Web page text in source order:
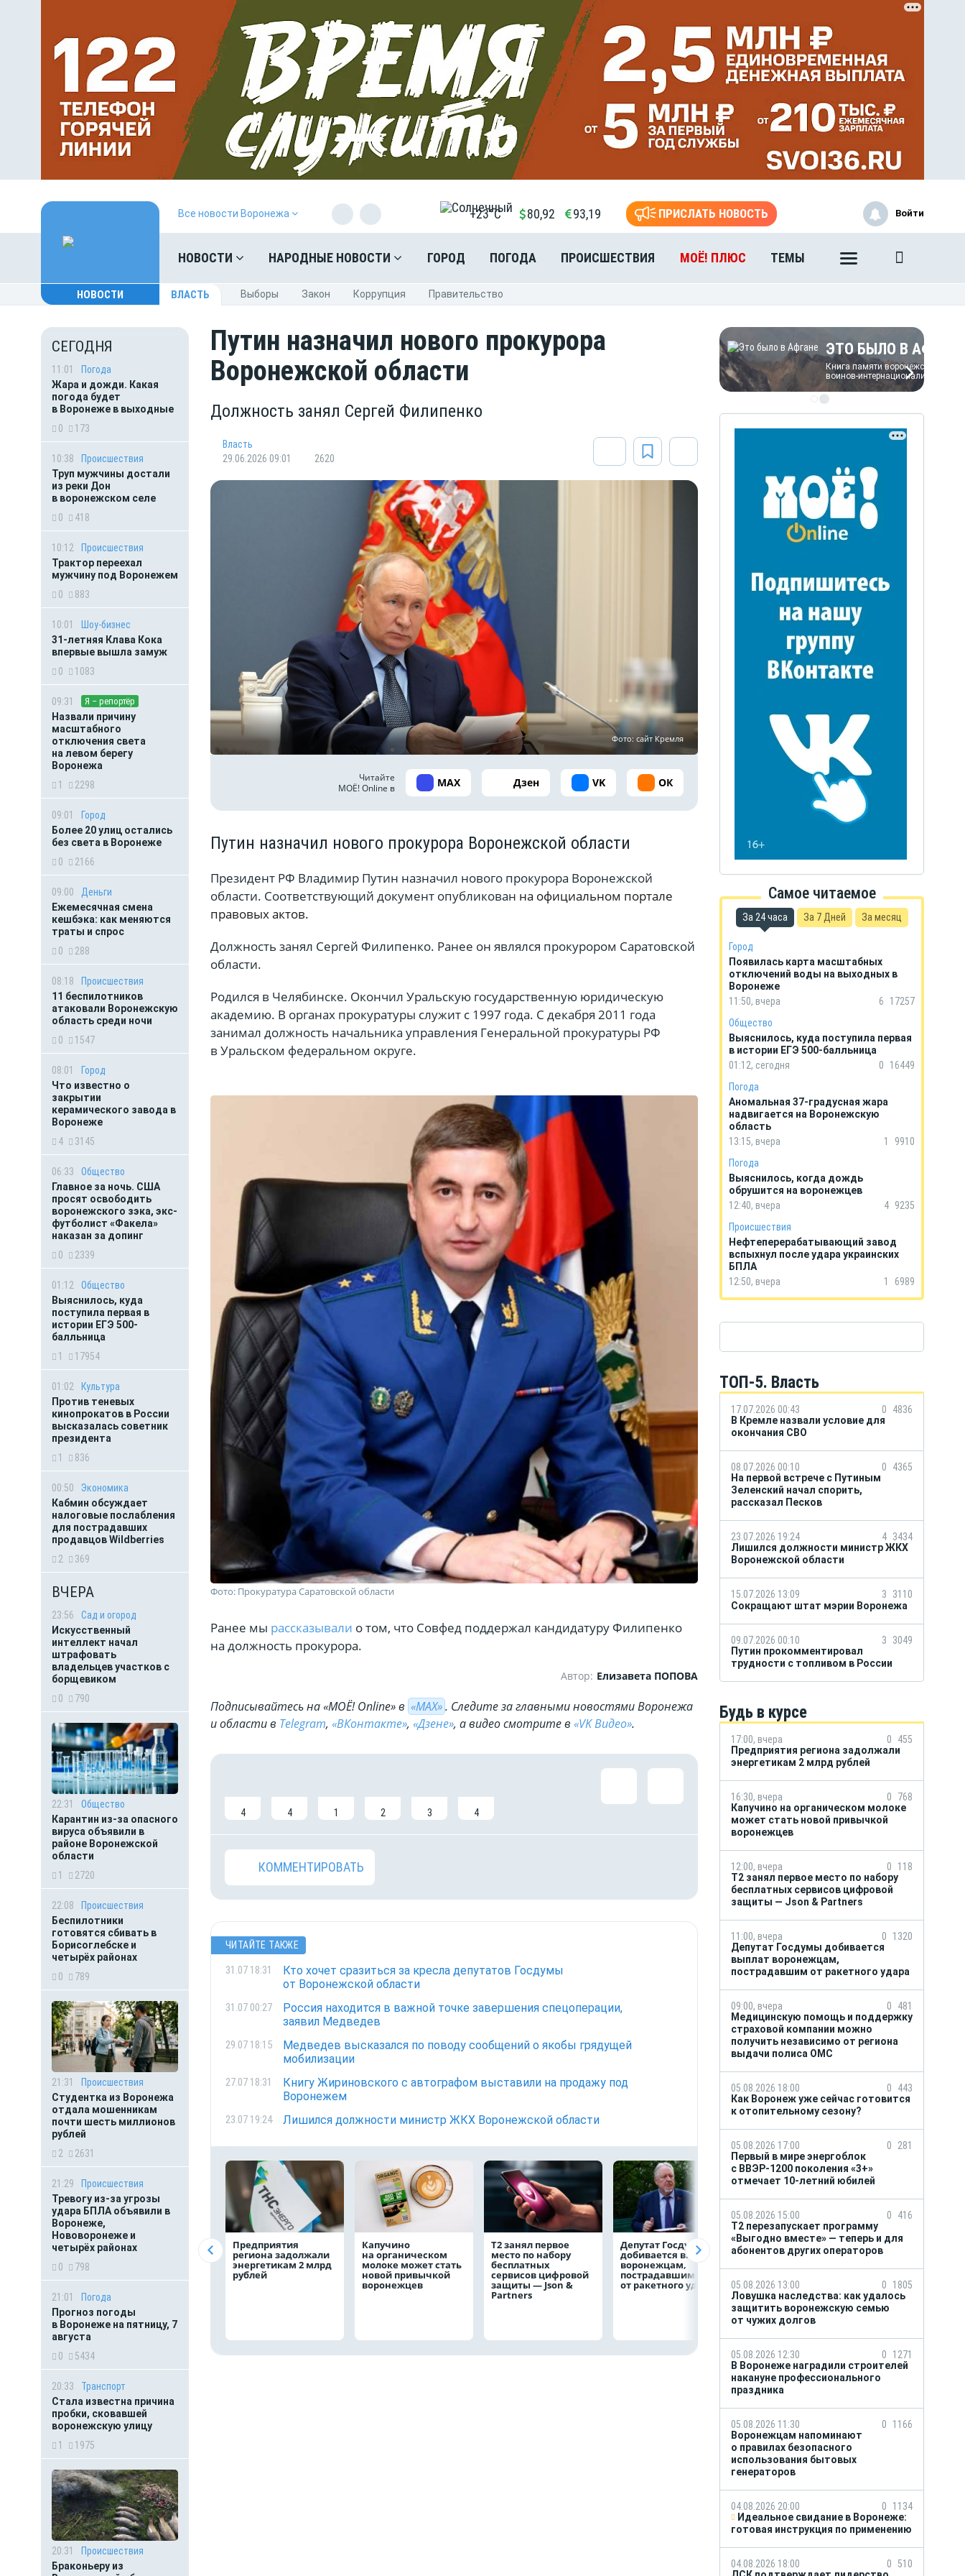
Все новости Воронежа +23°C 80,92 93,19 ПРИСЛАТЬ НОВОСТЬ
НОВОСТИ НАРОДНЫЕ НОВОСТИ ГОРОД ПОГОДА ПРОИСШЕСТВИЯ МОЁ! ПЛЮС ТЕМЫ
Войти
НОВОСТИ ВЛАСТЬ Выборы Закон Коррупция Правительство
СЕГОДНЯ
11:01
Погода
Жара и дожди. Какая
погода будет
в Воронеже в выходные
0
173
10:38
Происшествия
Труп мужчины достали
из реки Дон
в воронежском селе
0
418
10:12
Происшествия
Трактор переехал
мужчину под Воронежем
0
883
10:01
Шоу-бизнес
31-летняя Клава Кока
впервые вышла замуж
0
1083
09:31 Я – репортёр
Назвали причину
масштабного
отключения света
на левом берегу
Воронежа
1
2298
09:01
Город
Более 20 улиц остались
без света в Воронеже
0
2166
09:00
Деньги
Ежемесячная смена
кешбэка: как меняются
траты и спрос
0
288
08:18
Происшествия
11 беспилотников
атаковали Воронежскую
область среди ночи
0
1547
08:01
Город
Что известно о
закрытии
керамического завода в
Воронеже
4
3145
06:33
Общество
Главное за ночь. CША
просят освободить
воронежского зэка, экс-
футболист «Факела»
наказан за допинг
0
2339
01:12
Общество
Выяснилось, куда
поступила первая в
истории ЕГЭ 500-
балльница
1
17954
01:02
Культура
Против теневых
кинопрокатов в России
высказалась советник
президента
1
836
00:50
Экономика
Кабмин обсуждает
налоговые послабления
для пострадавших
продавцов Wildberries
2
369
ВЧЕРА
23:56
Сад и огород
Искусственный
интеллект начал
штрафовать
владельцев участков с
борщевиком
0
790
22:31
Общество
Карантин из-за опасного
вируса объявили в
районе Воронежской
области
1
2720
22:08
Происшествия
Беспилотники
готовятся сбивать в
Борисоглебске и
четырёх районах
0
789
21:31
Происшествия
Студентка из Воронежа
отдала мошенникам
почти шесть миллионов
рублей
2
2631
21:29
Происшествия
Тревогу из-за угрозы
удара БПЛА объявили в
Воронеже,
Нововоронеже и
четырёх районах
0
798
21:01
Погода
Прогноз погоды
в Воронеже на пятницу, 7
августа
0
5434
20:33
Транспорт
Стала известна причина
пробки, сковавшей
воронежскую улицу
1
1975
20:31
Происшествия
Браконьеру из
Путин назначил нового прокурора
Воронежской области
Должность занял Сергей Филипенко
Власть
29.06.2026 09:01
2620
Фото: сайт Кремля
Читайте
МОЁ! Online в
MAX Дзен VK ОК
Путин назначил нового прокурора Воронежской области
Президент РФ Владимир Путин назначил нового прокурора Воронежской
области. Соответствующий документ опубликован на официальном портале
правовых актов.
Должность занял Сергей Филипенко. Ранее он являлся прокурором Саратовской
области.
Родился в Челябинске. Окончил Уральскую государственную юридическую
академию. В органах прокуратуры служит с 1997 года. С декабря 2011 года
занимал должность начальника управления Генеральной прокуратуры РФ
в Уральском федеральном округе.
Фото: Прокуратура Саратовской области
Ранее мы рассказывали о том, что Совфед поддержал кандидатуру Филипенко
на должность прокурора.
Автор: Елизавета ПОПОВА
Подписывайтесь на «МОЁ! Online» в «МАХ». Cледите за главными новостями Воронежа
и области в Telegram, «ВКонтакте», «Дзене», а видео смотрите в «VK Видео».
4 4 1 2 3 4
КОММЕНТИРОВАТЬ
ЧИТАЙТЕ ТАКЖЕ
31.07 18:31
Кто хочет сразиться за кресла депутатов Госдумы
от Воронежской области
31.07 00:27
Россия находится в важной точке завершения спецоперации,
заявил Медведев
29.07 18:15
Медведев высказался по поводу сообщений о якобы грядущей
мобилизации
27.07 18:31
Книгу Жириновского с автографом выставили на продажу под
Воронежем
23.07 19:24 Лишился должности министр ЖКХ Воронежской области
Предприятия
региона задолжали
энергетикам 2 млрд
рублей
Капучино
на органическом
молоке может стать
новой привычкой
воронежцев
Т2 занял первое
место по набору
бесплатных
сервисов цифровой
защиты — Json &
Partners
Депутат Госдумы
добивается выплат
воронежцам,
пострадавшим
от ракетного удара
Медицинскую
помощь
можно получить
независимо
от региона выдачи
полиса ОМС
Как Воронеж уже
сейчас готовится
ЭТО БЫЛО В АФГАНЕ
Книга памяти воронежских
ЭТО БЫЛО В
Книга памяти воронежских
воинов-интернационалистов
ЭТО БЫЛО В АФГАНЕ
Книга памяти воронежских
воинов-интернационалистов
Самое читаемое
За 24 часа За 7 Дней За месяц
Город
Появилась карта масштабных
отключений воды на выходных в
Воронеже
11:50, вчера
6
17257
Общество
Выяснилось, куда поступила первая
в истории ЕГЭ 500-балльница
01:12, сегодня
0
16449
Погода
Аномальная 37-градусная жара
надвигается на Воронежскую
область
13:15, вчера
1
9910
Погода
Выяснилось, когда дождь
обрушится на воронежцев
12:40, вчера
4 9235
Происшествия
Нефтеперерабатывающий завод
вспыхнул после удара украинских
БПЛА
12:50, вчера
1 6989
ТОП-5. Власть
17.07.2026 00:43 0
4836
В Кремле назвали условие для
окончания СВО
08.07.2026 00:10 0
4365
На первой встрече с Путиным
Зеленский начал спорить,
рассказал Песков
23.07.2026 19:24 4 3434
Лишился должности министр ЖКХ
Воронежской области
15.07.2026 13:09 3
3110
Сокращают штат мэрии Воронежа
09.07.2026 00:10 3
3049
Путин прокомментировал
трудности с топливом в России
Будь в курсе
17:00, вчера 0
455
Предприятия региона задолжали
энергетикам 2 млрд рублей
16:30, вчера 0
768
Капучино на органическом молоке
может стать новой привычкой
воронежцев
12:00, вчера 0
118
Т2 занял первое место по набору
бесплатных сервисов цифровой
защиты — Json & Partners
11:00, вчера 0
1320
Депутат Госдумы добивается
выплат воронежцам,
пострадавшим от ракетного удара
09:00, вчера 0
481
Медицинскую помощь и поддержку
страховой компании можно
получить независимо от региона
выдачи полиса ОМС
05.08.2026 18:00 0
443
Как Воронеж уже сейчас готовится
к отопительному сезону?
05.08.2026 17:00 0
281
Первый в мире энергоблок
с ВВЭР-1200 поколения «3+»
отмечает 10-летний юбилей
05.08.2026 15:00 0
416
Т2 перезапускает программу
«Выгодно вместе» — теперь и для
абонентов других операторов
05.08.2026 13:00 0
1805
Ловушка наследства: как удалось
защитить воронежскую семью
от чужих долгов
05.08.2026 12:30 0
1271
В Воронеже наградили строителей
накануне профессионального
праздника
05.08.2026 11:30 0
1166
Воронежцам напоминают
о правилах безопасного
использования бытовых
генераторов
04.08.2026 20:00 0
1134
Идеальное свидание в Воронеже:
готовая инструкция по применению
04.08.2026 18:00 0 510